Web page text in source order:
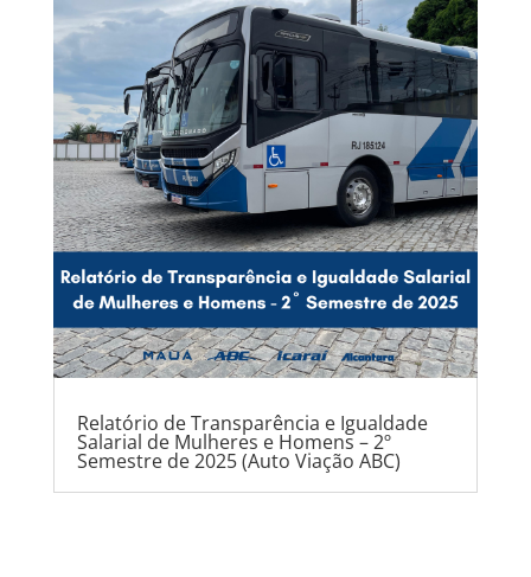
Relatório de Transparência e Igualdade
Salarial de Mulheres e Homens – 2º
Semestre de 2025 (Auto Viação ABC)